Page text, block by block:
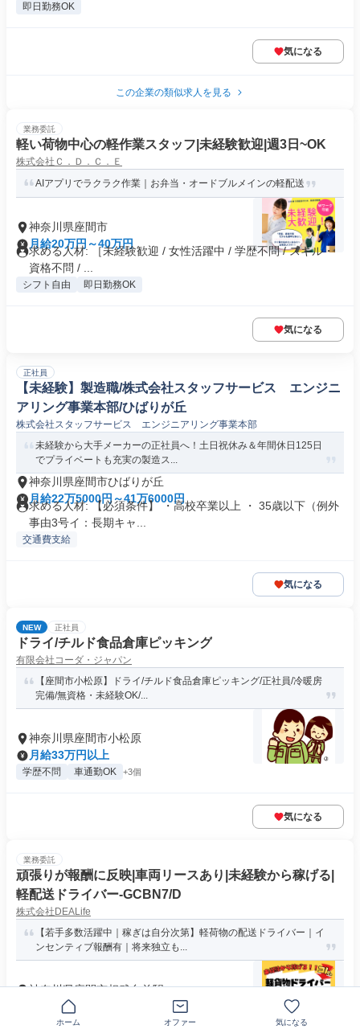
即日勤務OK
気になる
この企業の類似求人を見る
業務委託
軽い荷物中心の軽作業スタッフ|未経験歓迎|週3日~OK
株式会社Ｃ．Ｄ．Ｃ．Ｅ
AIアプリでラクラク作業｜お弁当・オードブルメインの軽配送
神奈川県座間市
月給20万円～40万円
求める人材: ［未経験歓迎 / 女性活躍中 / 学歴不問 / スキル・
資格不問 / ...
シフト自由 即日勤務OK
気になる
正社員
【未経験】製造職/株式会社スタッフサービス エンジニ
アリング事業本部/ひばりが丘
株式会社スタッフサービス エンジニアリング事業本部
未経験から大手メーカーの正社員へ！土日祝休み＆年間休日125日
でプライベートも充実の製造ス...
神奈川県座間市ひばりが丘
月給22万5000円～41万6000円
求める人材: 【必須条件】 ・高校卒業以上 ・ 35歳以下（例外
事由3号イ：長期キャ...
交通費支給
気になる
NEW 正社員
ドライ/チルド食品倉庫ピッキング
有限会社コーダ・ジャパン
【座間市小松原】ドライ/チルド食品倉庫ピッキング/正社員/冷暖房
完備/無資格・未経験OK/...
神奈川県座間市小松原
月給33万円以上
学歴不問 車通勤OK +3個
気になる
業務委託
頑張りが報酬に反映|車両リースあり|未経験から稼げる|
軽配送ドライバー-GCBN7/D
株式会社DEALife
【若手多数活躍中｜稼ぎは自分次第】軽荷物の配送ドライバー｜イ
ンセンティブ報酬有｜将来独立も...
神奈川県座間市相武台前駅
月給50万円～70万円
求める人材: 《必須》 普通自動車運転免許（AT限定可） 異業
ホーム オファー 気になる